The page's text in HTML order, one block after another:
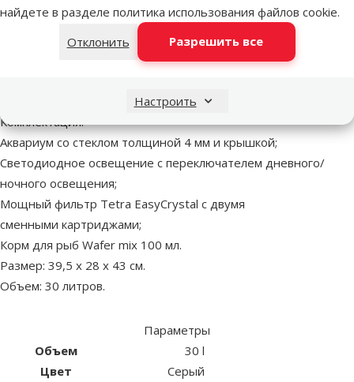
найдете в разделе политика использования файлов cookie.
Отклонить
Разрешить все
Настроить
которое имеет два режима – дневное и ночное, вы сможете
наблюдать за происходящим и днем и ночью;
В комплекте продукты по уходу за водой и корм для рыб;
Энергоэффективное светодиодное освещение.
Комплектация:
Аквариум со стеклом толщиной 4 мм и крышкой;
Светодиодное освещение с переключателем дневного/
ночного освещения;
Мощный фильтр Tetra EasyCrystal с двумя
сменными картриджами;
Корм для рыб Wafer mix 100 мл.
Размер: 39,5 х 28 х 43 см.
Объем: 30 литров.
Параметры
Объем
30 l
Цвет
Серый